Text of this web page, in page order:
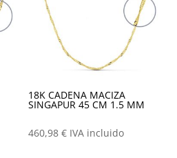
18K CADENA MACIZA
SINGAPUR 45 CM 1.5 MM
460,98€ IVA incluido